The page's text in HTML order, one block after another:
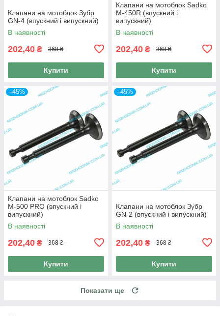
Клапани на мотоблок Зубр
GN-4 (впускний і випускний)
В наявності
202,40 ₴ 368 ₴
Купити
Клапани на мотоблок Sadko
M-450R (впускний і
випускний)
В наявності
202,40 ₴ 368 ₴
Купити
–45%
Клапани на мотоблок Sadko
M-500 PRO (впускний і
випускний)
В наявності
202,40 ₴ 368 ₴
Купити
–45%
Клапани на мотоблок Зубр
GN-2 (впускний і випускний)
В наявності
202,40 ₴ 368 ₴
Купити
Показати ще